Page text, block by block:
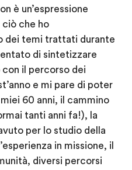
è un’espressione
ciò che ho
dei temi trattati durante
di sintetizzare
con il percorso dei
e mi pare di poter
60 anni, il cammino
tanti anni fa!), la
per lo studio della
in missione, il
diversi percorsi